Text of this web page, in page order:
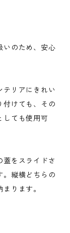
いのため、安心
テリアにきれい
付けても、その
しても使用可
蓋をスライドさ
。縦横どちらの
ります。